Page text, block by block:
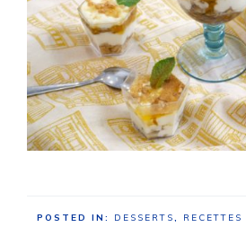
POSTED IN: DESSERTS, RECETTES